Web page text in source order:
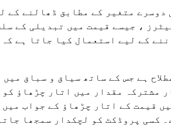
دوسرے متغیر کے مطابق ڈھالنے کے
، جیسے قیمت میں تبدیلی کے
کے لیے استعمال کیا جاتا ہے
ہے جس کے ساتھ سیاق و سباق میں
مشترکہ مقدار میں اتار چڑھاؤ
قیمت کے اتار چڑھاؤ کے جواب
کسی پروڈکٹ کو لچکدار سمجھا